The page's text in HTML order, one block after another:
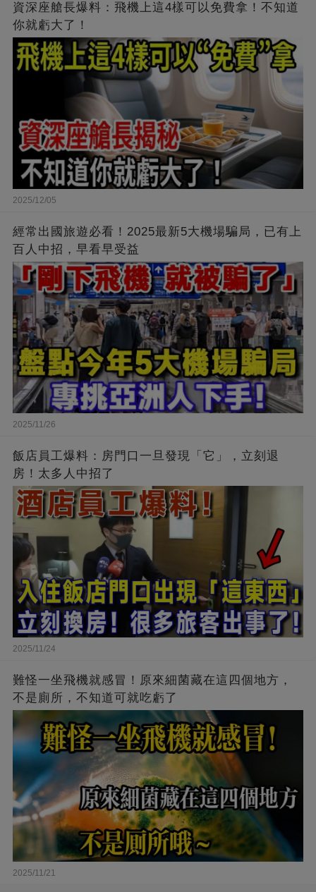
資深座艙長爆料：飛機上這4樣可以免費拿！不知道
你就虧大了！
2025/12/05
經常出國旅遊必看！2025最新5大機場騙局，已有上
百人中招，早看早受益
2025/11/26
飯店員工爆料：房門口一旦發現「它」，立刻退
房！太多人中招了
2025/11/24
難怪一坐飛機就感冒！原來細菌藏在這四個地方，
不是廁所，不知道可就吃虧了
2025/11/21